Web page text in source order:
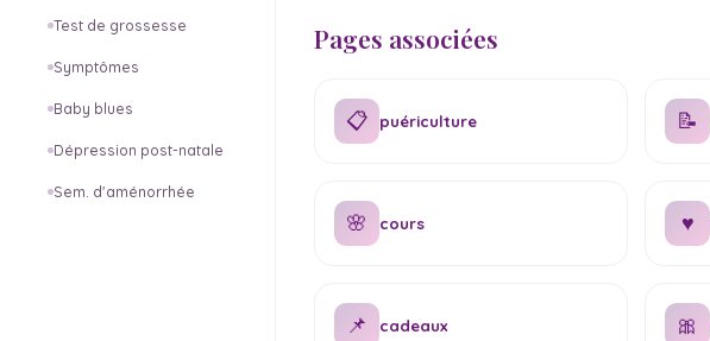
Test de grossesse
Symptômes
Baby blues
Dépression post-natale
Sem. d'aménorrhée
Pages associées
📋 puériculture 📝
🌸 cours ♥
📌 cadeaux 🎀